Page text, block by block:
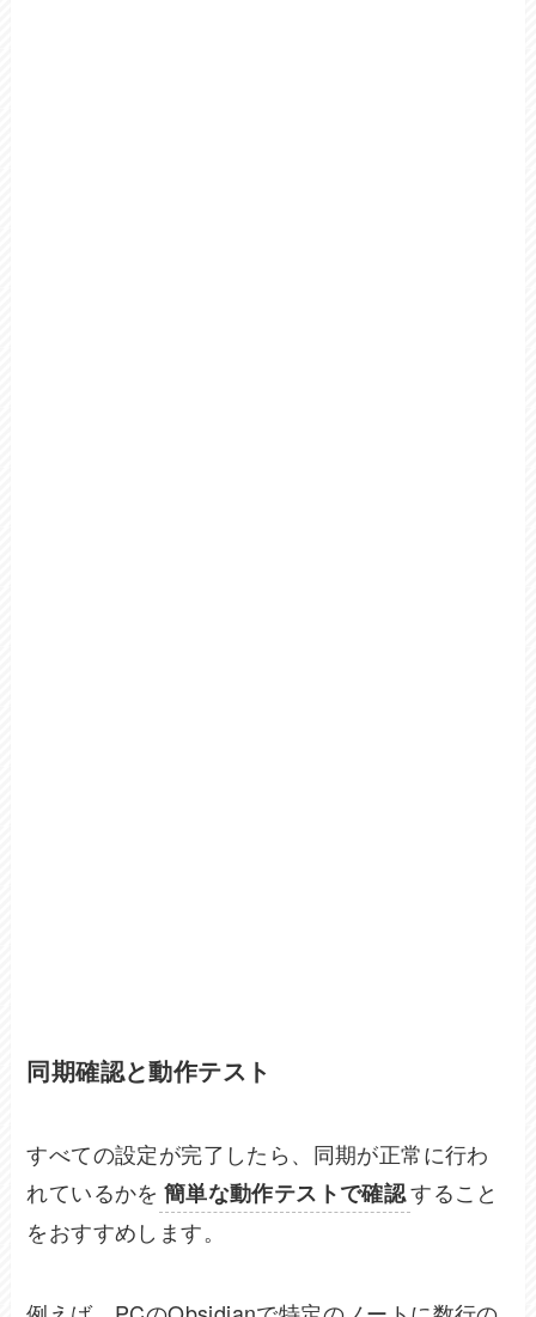
同期確認と動作テスト
すべての設定が完了したら、同期が正常に行わ
れているかを 簡単な動作テストで確認すること
をおすすめします。